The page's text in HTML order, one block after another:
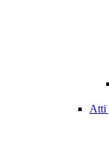
Atti